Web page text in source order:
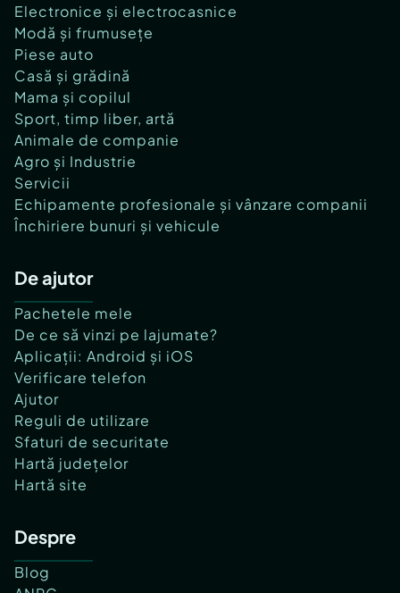
Electronice și electrocasnice
Modă și frumusețe
Piese auto
Casă și grădină
Mama și copilul
Sport, timp liber, artă
Animale de companie
Agro și Industrie
Servicii
Echipamente profesionale și vânzare companii
Închiriere bunuri și vehicule
De ajutor
Pachetele mele
De ce să vinzi pe lajumate?
Aplicații: Android și iOS
Verificare telefon
Ajutor
Reguli de utilizare
Sfaturi de securitate
Hartă județelor
Hartă site
Despre
Blog